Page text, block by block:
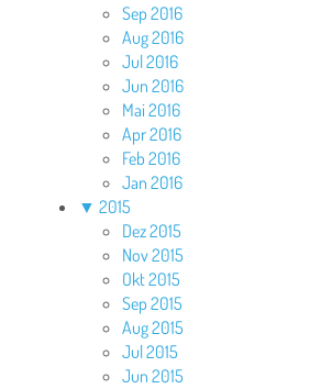
Sep 2016
Aug 2016
Jul 2016
Jun 2016
Mai 2016
Apr 2016
Feb 2016
Jan 2016
▼ 2015
Dez 2015
Nov 2015
Okt 2015
Sep 2015
Aug 2015
Jul 2015
Jun 2015